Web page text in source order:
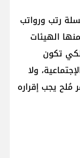
رتب ورواتب
الهيئات
لكي تكون
ولا
مُلح يجب إقراره